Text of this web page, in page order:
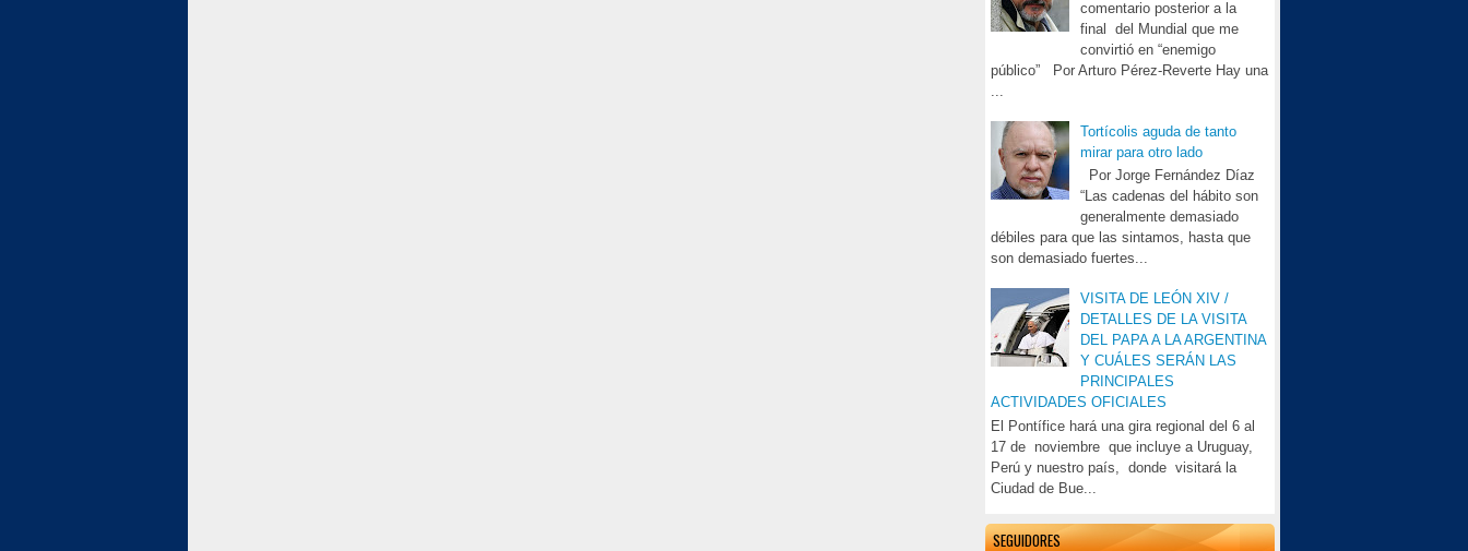
comentario posterior a la
final del Mundial que me
convirtió en “enemigo
público” Por Arturo Pérez-Reverte Hay una
Tortícolis aguda de tanto
mirar para otro lado
Por Jorge Fernández Díaz
“Las cadenas del hábito son
generalmente demasiado
débiles para que las sintamos, hasta que
son demasiado fuertes...
VISITA DE LEÓN XIV /
DETALLES DE LA VISITA
DEL PAPA A LA ARGENTINA
Y CUÁLES SERÁN LAS
PRINCIPALES
ACTIVIDADES OFICIALES
El Pontífice hará una gira regional del 6 al
17 de noviembre que incluye a Uruguay,
Perú y nuestro país, donde visitará la
Ciudad de Bue...
SEGUIDORES